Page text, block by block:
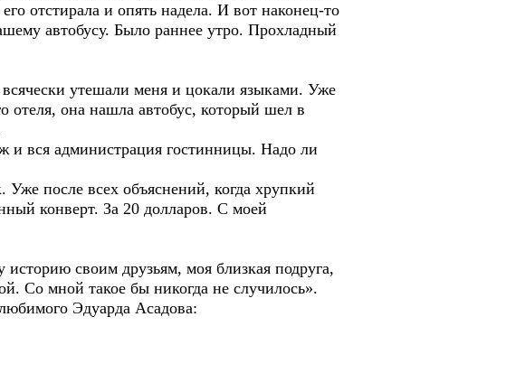
отстирала и опять надела. И вот наконец-то
автобусу. Было раннее утро. Прохладный
утешали меня и цокали языками. Уже
отеля, она нашла автобус, который шел в
вся администрация гостинницы. Надо ли
после всех объяснений, когда хрупкий
конверт. За 20 долларов. С моей
своим друзьям, моя близкая подруга,
Со мной такое бы никогда не случилось».
Эдуарда Асадова: